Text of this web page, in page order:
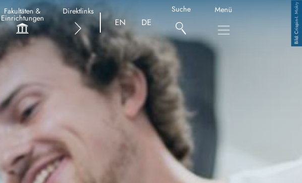
Fakultäten &
Einrichtungen
Direktlinks
EN DE
Suche Menü
Copyright
Crispin-I. Mokry